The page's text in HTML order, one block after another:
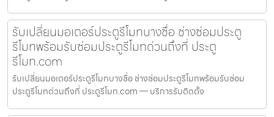
รับเปลี่ยนมอเตอร์ประตูรีโมทบางซื่อ ช่างซ่อมประตู
รีโมทพร้อมรับซ่อมประตูรีโมทด่วนถึงที่ ประตู
รีโมท.com
รับเปลี่ยนมอเตอร์ประตูรีโมทบางซื่อ ช่างซ่อมประตูรีโมทพร้อมรับซ่อม
ประตูรีโมทด่วนถึงที่ ประตูรีโมท.com — บริการรับติดตั้ง